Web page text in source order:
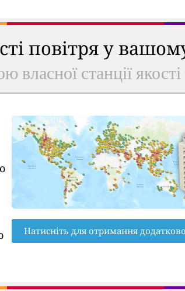
повітря у
станції якості
Натисніть для отримання